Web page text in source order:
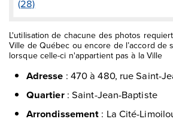
(28)
L'utilisation de chacune des photos
Ville de Québec ou encore de l’accord de
lorsque celle-ci n'appartient pas à la Ville
Adresse : 470 à 480, rue Saint-
Quartier: Saint-Jean-Baptiste
Arrondissement : La Cité-